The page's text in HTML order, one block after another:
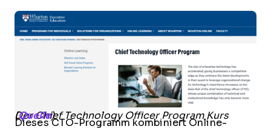
Der Chief Technology Officer Program Kurs (Quelle)
Dieses CTO-Programm kombiniert Online-